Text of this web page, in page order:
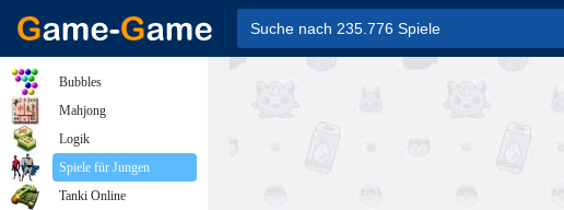
Bubbles
Mahjong
Logik
Spiele für Jungen
Tanki Online